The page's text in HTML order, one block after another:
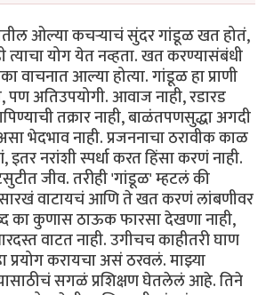
ओल्या कचऱ्याचं सुंदर गांडूळ खत होतं,
योग येत नव्हता. खत करण्यासंबंधी
वाचनात आल्या होत्या. गांडूळ हा प्राणी
पण अतिउपयोगी. आवाज नाही, रडारड
तक्रार नाही, बाळंतपणसुद्धा अगदी
भेदभाव नाही. प्रजननाचा ठरावीक काळ
इतर नरांशी स्पर्धा करत हिंसा करणं नाही.
जीव. तरीही 'गांडूळ' म्हटलं की
वाटायचं आणि ते खत करणं लांबणीवर
का कुणास ठाऊक फारसा देखणा नाही,
वाटत नाही. उगीचच काहीतरी घाण
प्रयोग करायचा असं ठरवलं. माझ्या
सगळं प्रशिक्षण घेतलेलं आहे. तिने